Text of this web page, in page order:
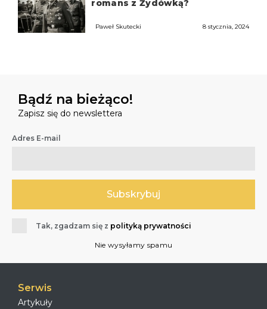
romans z Żydówką?
Paweł Skutecki 8 stycznia, 2024
Bądź na bieżąco!
Zapisz się do newslettera
Adres E-mail
Tak, zgadzam się z polityką prywatności
Nie wysyłamy spamu
Serwis
Artykuły